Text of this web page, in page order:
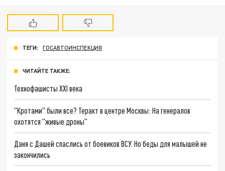
ТЕГИ: ГОСАВТОИНСПЕКЦИЯ
ЧИТАЙТЕ ТАКЖЕ:
Технофашисты XXI века
"Кротами" были все? Теракт в центре Москвы: На генералов
охотятся "живые дроны"
Даня с Дашей спаслись от боевиков ВСУ. Но беды для малышей не
закончились